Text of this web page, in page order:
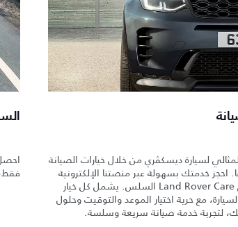
لسيارة ديسكڤري من خلال خيارات الصيانة
احجز خدمتك بسهولة عبر منصتنا الإلكترونية
البسيطة أو تطبيق Land Rover Care السلس. يشمل كل خيار
مع حرية اختيار الموعد والتوقيت وحلول
لتجربة خدمة صيانة سريعة وسلسة.
فقط،